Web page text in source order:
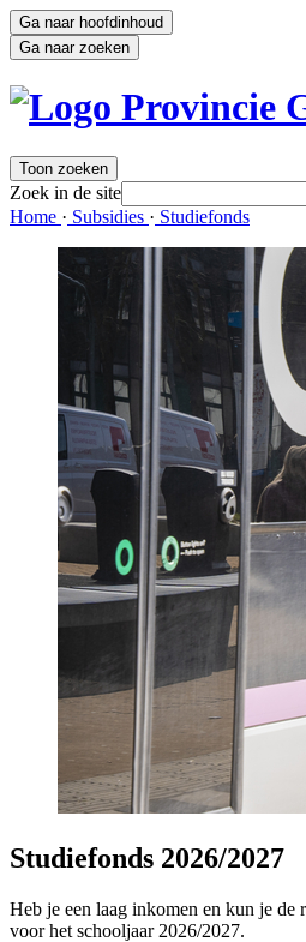
Ga naar hoofdinhoud
Ga naar zoeken
Toon zoeken
Zoek in de site
Home · Subsidies · Studiefonds
Studiefonds 2026/2027
Heb je een laag inkomen en kun je
voor het schooljaar 2026/2027.